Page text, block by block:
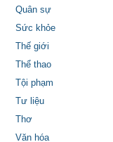
Quân sự
Sức khỏe
Thế giới
Thể thao
Tội phạm
Tư liệu
Thơ
Văn hóa